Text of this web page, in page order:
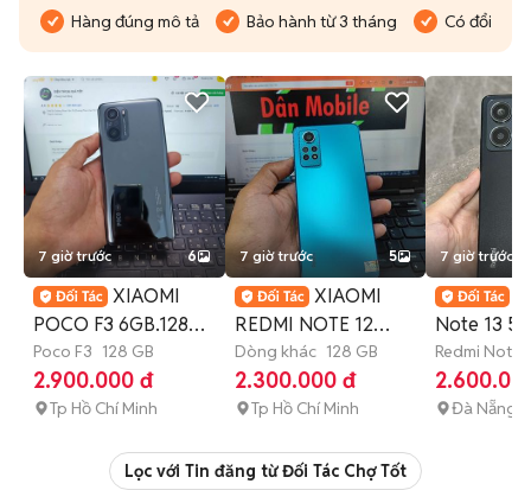
Hàng đúng mô tả Bảo hành từ 3 tháng Có đổi trả
7 giờ trước 6
XIAOMI
POCO F3 6GB.128GB
SNAP 870 PIN 4500
ZIN ĐẸP
Poco F3 128 GB
2.900.000 đ
Tp Hồ Chí Minh
7 giờ trước 5
XIAOMI
REDMI NOTE 12
PRO 8GB.128GB
SNAP 732G MỚI99
Dòng khác 128 GB
2.300.000 đ
Tp Hồ Chí Minh
7 giờ trước
Note 13
nhẹ / Pin
Redmi Note
GB Còn
Đà Nẵng
Lọc với Tin đăng từ Đối Tác Chợ Tốt